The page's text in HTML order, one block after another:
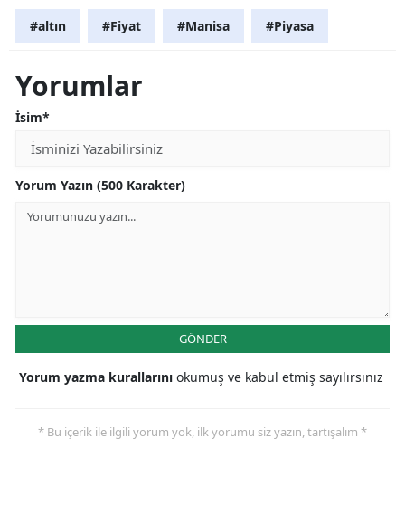
#altın #Fiyat #Manisa #Piyasa
Yorumlar
İsim*
Yorum Yazın (500 Karakter)
GÖNDER
Yorum yazma kurallarını okumuş ve kabul etmiş sayılırsınız
* Bu içerik ile ilgili yorum yok, ilk yorumu siz yazın, tartışalım *